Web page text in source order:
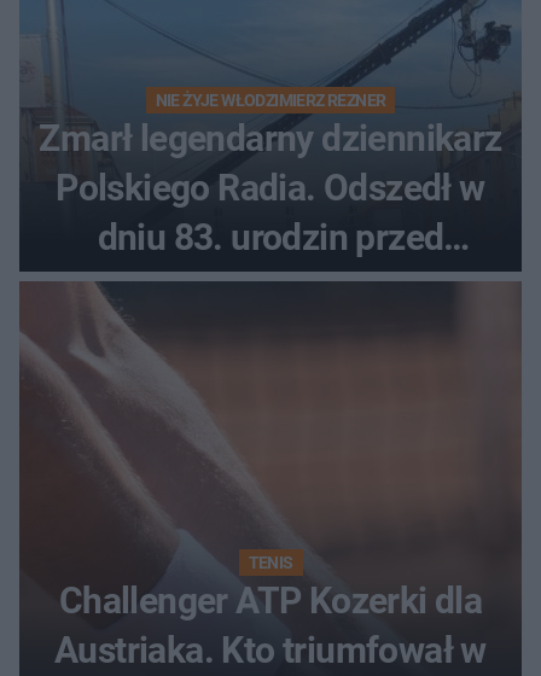
NIE ŻYJE WŁODZIMIERZ REZNER
Zmarł legendarny dziennikarz
Polskiego Radia. Odszedł w
dniu 83. urodzin przed
finałem Tour de Pologne
TENIS
Challenger ATP Kozerki dla
Austriaka. Kto triumfował w